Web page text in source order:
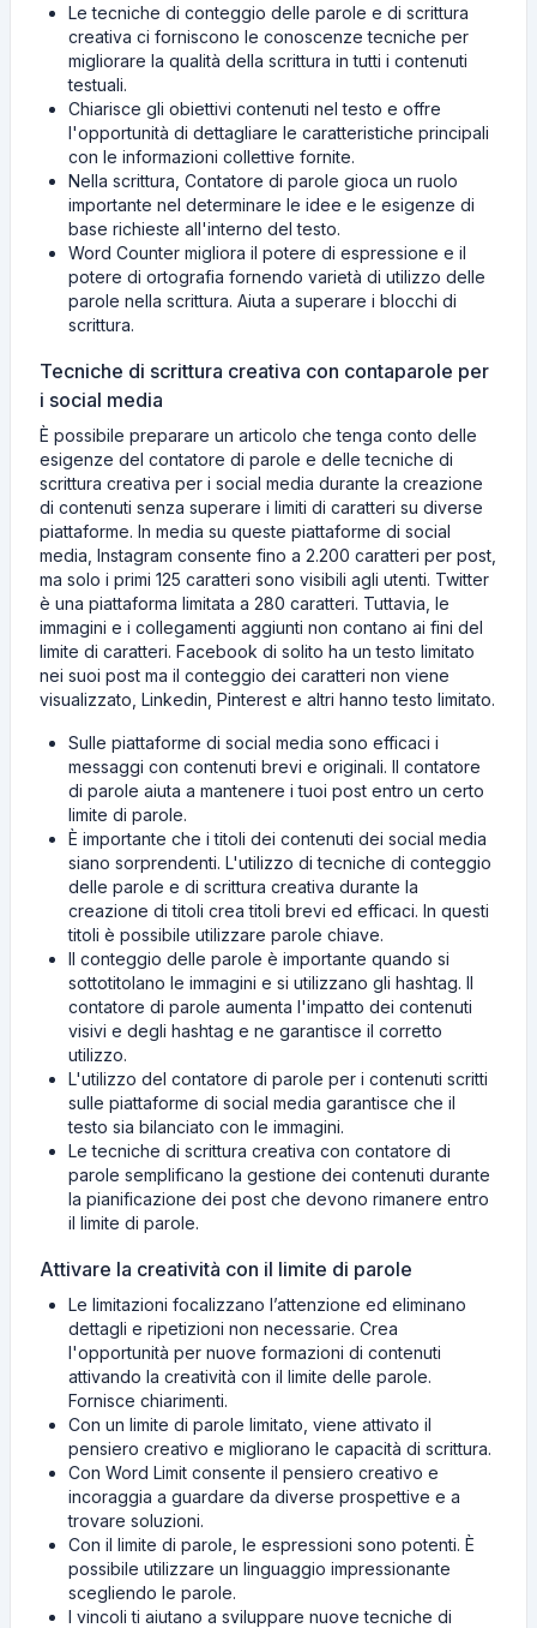
Le tecniche di conteggio delle parole e di scrittura
creativa ci forniscono le conoscenze tecniche per
migliorare la qualità della scrittura in tutti i contenuti
testuali.
Chiarisce gli obiettivi contenuti nel testo e offre
l'opportunità di dettagliare le caratteristiche principali
con le informazioni collettive fornite.
Nella scrittura, Contatore di parole gioca un ruolo
importante nel determinare le idee e le esigenze di
base richieste all'interno del testo.
Word Counter migliora il potere di espressione e il
potere di ortografia fornendo varietà di utilizzo delle
parole nella scrittura. Aiuta a superare i blocchi di
scrittura.
Tecniche di scrittura creativa con contaparole per
i social media
È possibile preparare un articolo che tenga conto delle
esigenze del contatore di parole e delle tecniche di
scrittura creativa per i social media durante la creazione
di contenuti senza superare i limiti di caratteri su diverse
piattaforme. In media su queste piattaforme di social
media, Instagram consente fino a 2.200 caratteri per post,
ma solo i primi 125 caratteri sono visibili agli utenti. Twitter
è una piattaforma limitata a 280 caratteri. Tuttavia, le
immagini e i collegamenti aggiunti non contano ai fini del
limite di caratteri. Facebook di solito ha un testo limitato
nei suoi post ma il conteggio dei caratteri non viene
visualizzato, Linkedin, Pinterest e altri hanno testo limitato.
Sulle piattaforme di social media sono efficaci i
messaggi con contenuti brevi e originali. Il contatore
di parole aiuta a mantenere i tuoi post entro un certo
limite di parole.
È importante che i titoli dei contenuti dei social media
siano sorprendenti. L'utilizzo di tecniche di conteggio
delle parole e di scrittura creativa durante la
creazione di titoli crea titoli brevi ed efficaci. In questi
titoli è possibile utilizzare parole chiave.
Il conteggio delle parole è importante quando si
sottotitolano le immagini e si utilizzano gli hashtag. Il
contatore di parole aumenta l'impatto dei contenuti
visivi e degli hashtag e ne garantisce il corretto
utilizzo.
L'utilizzo del contatore di parole per i contenuti scritti
sulle piattaforme di social media garantisce che il
testo sia bilanciato con le immagini.
Le tecniche di scrittura creativa con contatore di
parole semplificano la gestione dei contenuti durante
la pianificazione dei post che devono rimanere entro
il limite di parole.
Attivare la creatività con il limite di parole
Le limitazioni focalizzano l’attenzione ed eliminano
dettagli e ripetizioni non necessarie. Crea
l'opportunità per nuove formazioni di contenuti
attivando la creatività con il limite delle parole.
Fornisce chiarimenti.
Con un limite di parole limitato, viene attivato il
pensiero creativo e migliorano le capacità di scrittura.
Con Word Limit consente il pensiero creativo e
incoraggia a guardare da diverse prospettive e a
trovare soluzioni.
Con il limite di parole, le espressioni sono potenti. È
possibile utilizzare un linguaggio impressionante
scegliendo le parole.
I vincoli ti aiutano a sviluppare nuove tecniche di